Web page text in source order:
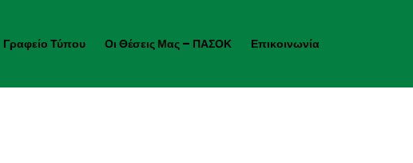
Γραφείο Τύπου Οι Θέσεις Μας – ΠΑΣΟΚ Επικοινωνία